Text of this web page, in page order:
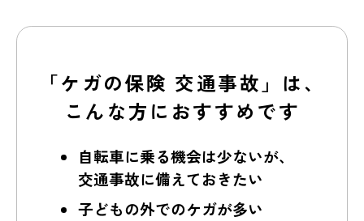
「ケガの保険 交通事故」は、
こんな方におすすめです
自転車に乗る機会は少ないが、
交通事故に備えておきたい
子どもの外でのケガが多い